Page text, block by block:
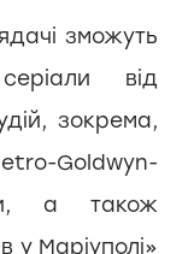
зможуть
від
зокрема,
Goldwyn-
а також
у Маріуполі»